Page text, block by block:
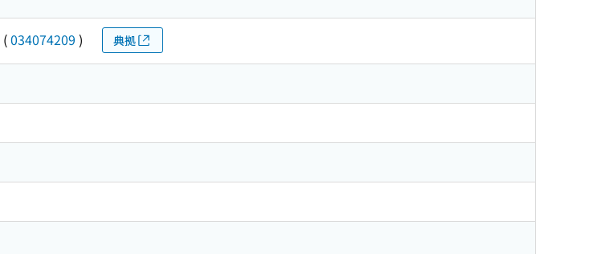
(034074209 ) 典拠